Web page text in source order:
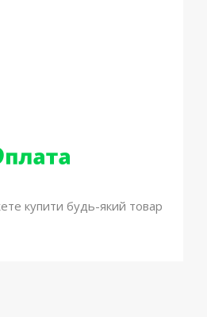
купити будь-який товар